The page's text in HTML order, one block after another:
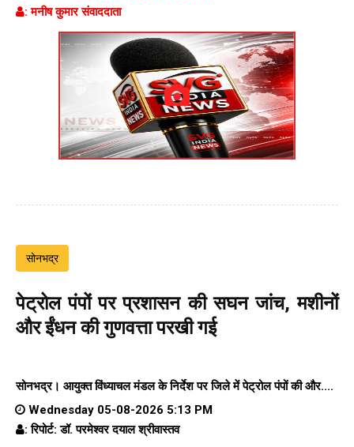
: मनीष कुमार संवाददाता
सोनभद्र
पेट्रोल पंपों पर प्रशासन की सघन जांच, मशीनों
और ईंधन की गुणवत्ता परखी गई
सोनभद्र। आयुक्त विंध्याचल मंडल के निर्देश पर जिले में पेट्रोल पंपों की और....
Wednesday 05-08-2026 5:13 PM
: रिपोर्ट: डॉ. परमेश्वर दयाल श्रीवास्तव